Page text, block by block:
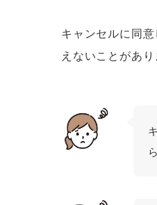
キャンセルに同
えないことがあり